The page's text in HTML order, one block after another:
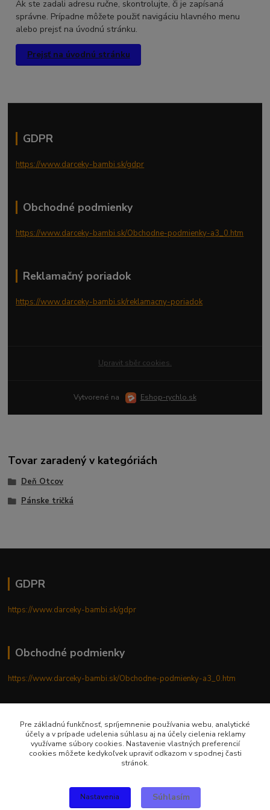
Ak ste zadali adresu ručne, skontrolujte, či je zapísaná
správne. Prípadne môžete použiť navigáciu hlavného menu
alebo prejsť na úvodnú stránku.
Prejsť na úvodnú stránku
GDPR
https://www.darceky-bambi.sk/gdpr
Obchodné podmienky
https://www.darceky-bambi.sk/Obchodne-podmienky-a3_0.htm
Reklamačný poriadok
https://www.darceky-bambi.sk/reklamacny-poriadok
Upravit sběr cookies.
Vytvorené na Eshop-rychlo.sk
Pre základnú funkčnosť, spríjemnenie používania webu, analytické
účely a v prípade udelenia súhlasu aj na účely cielenia reklamy
využívame súbory cookies. Nastavenie vlastných preferencií
cookies môžete kedykoľvek upraviť odkazom v spodnej časti
stránok.
Nastavenia Súhlasím
Tovar zaradený v kategóriách
Deň Otcov
Pánske tričká
GDPR
https://www.darceky-bambi.sk/gdpr
Obchodné podmienky
https://www.darceky-bambi.sk/Obchodne-podmienky-a3_0.htm
Reklamačný poriadok
https://www.darceky-bambi.sk/reklamacny-poriadok